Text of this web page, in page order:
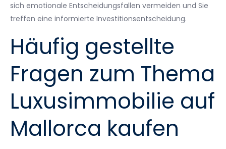
sich emotionale Entscheidungsfallen vermeiden und Sie
treffen eine informierte Investitionsentscheidung.
Häufig gestellte
Fragen zum Thema
Luxusimmobilie auf
Mallorca kaufen